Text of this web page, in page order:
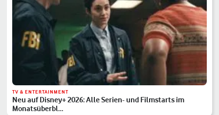
TV & ENTERTAINMENT
Neu auf Disney+ 2026: Alle Serien- und Filmstarts im
Monatsüberbl…